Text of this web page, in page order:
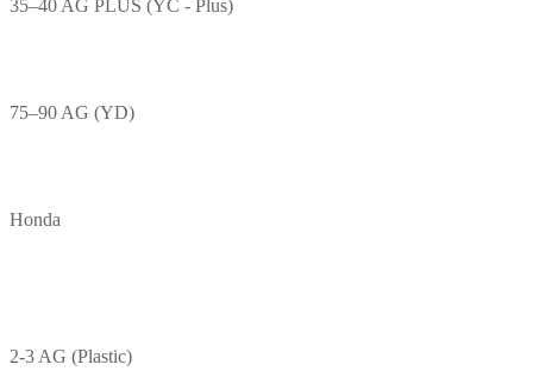
35–40 AG PLUS (YC - Plus)
75–90 AG (YD)
Honda
2-3 AG (Plastic)